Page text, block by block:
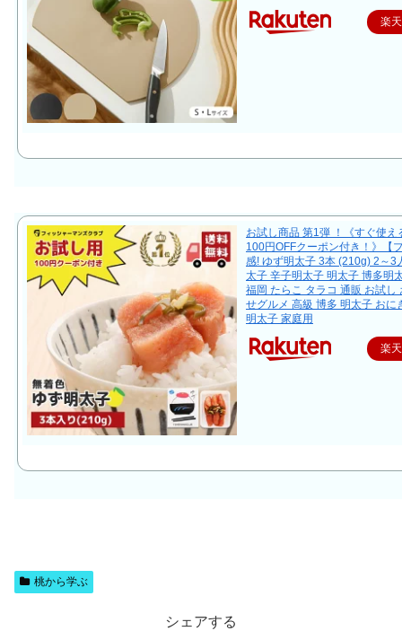
楽
お試し商品 第1弾 ！《すぐ使え
100円OFFクーポン付き！》【
感! ゆず明太子 3本 (210g) 2～3
太子 辛子明太子 明太子 博多明
福岡 たらこ タラコ 通販 お試し
せグルメ 高級 博多 明太子 おに
明太子 家庭用
楽
桃から学ぶ
シェアする